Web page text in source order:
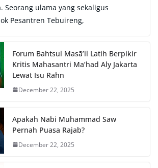
Seorang ulama yang sekaligus
Pesantren Tebuireng,
Forum Bahtsul Masā’il Latih Berpikir
Kritis Mahasantri Ma’had Aly Jakarta
Lewat Isu Rahn
December 22, 2025
Apakah Nabi Muhammad Saw
Pernah Puasa Rajab?
December 22, 2025